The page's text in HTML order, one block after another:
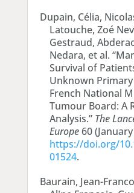
Dupain, Célia,
Latouche, Zoé
Gestraud,
Nedara, et al.
Survival of
Unknown
French National
Tumour Board: A
Analysis.” The
Europe60 (January
https://doi.org/
01524.
Baurain, Jean-